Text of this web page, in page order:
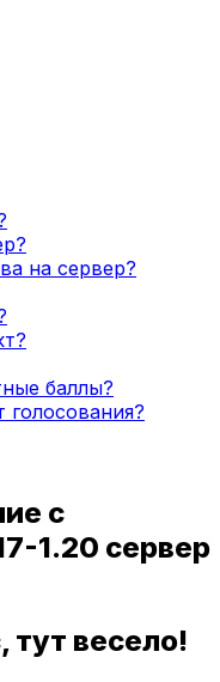
на сервер?
баллы?
голосования?
с
1.20 сервер
тут весело!